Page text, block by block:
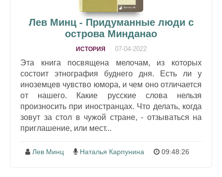
Лев Минц - Придуманные люди с
острова Минданао
ИСТОРИЯ 07-04-2022
Эта книга посвящена мелочам, из которых
состоит этнография буднего дня. Есть ли у
иноземцев чувство юмора, и чем оно отличается
от нашего. Какие русские слова нельзя
произносить при иностранцах. Что делать, когда
зовут за стол в чужой стране, - отзываться на
приглашение, или мест...
Лев Минц Наталья Карпунина 09:48:26